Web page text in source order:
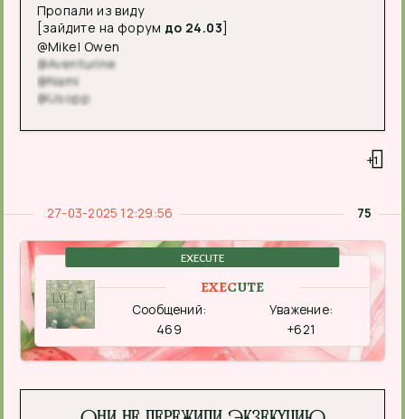
Пропали из виду
[зайдите на форум до 24.03]
@Mikel Owen
@Aventurine
@Nami
@Usopp
+1
75
27-03-2025 12:29:56
EXECUTE
EXECUTE
Сообщений:
469
Уважение:
+621